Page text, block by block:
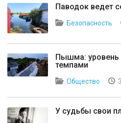
Паводок ведет
Безопасность
Пышма: уровень
темпами
Общество
У судьбы свои